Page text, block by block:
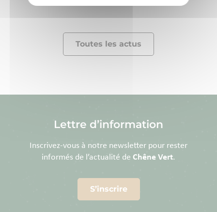
Toutes les actus
Lettre d’information
Inscrivez-vous à notre newsletter pour rester
informés de l’actualité de Chêne Vert.
S’inscrire